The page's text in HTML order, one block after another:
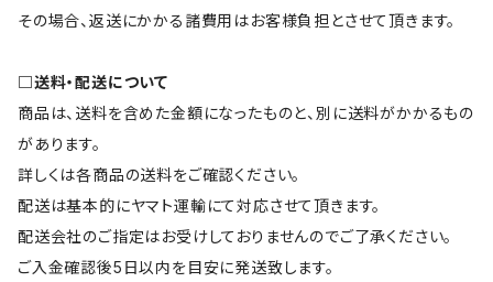
その場合、返送にかかる諸費用はお客様負担とさせて頂きます。
□送料・配送について
商品は、送料を含めた金額になったものと、別に送料がかかるもの
があります。
詳しくは各商品の送料をご確認ください。
配送は基本的にヤマト運輸にて対応させて頂きます。
配送会社のご指定はお受けしておりませんのでご了承ください。
ご入金確認後5日以内を目安に発送致します。